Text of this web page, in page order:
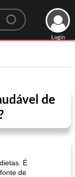
Login
de
É
de